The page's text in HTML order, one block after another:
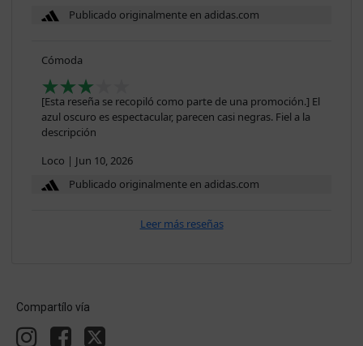
Publicado originalmente en adidas.com
Cómoda
[Esta reseña se recopiló como parte de una promoción.] El
azul oscuro es espectacular, parecen casi negras. Fiel a la
descripción
Loco | Jun 10, 2026
Publicado originalmente en adidas.com
Leer más reseñas
Compartílo vía